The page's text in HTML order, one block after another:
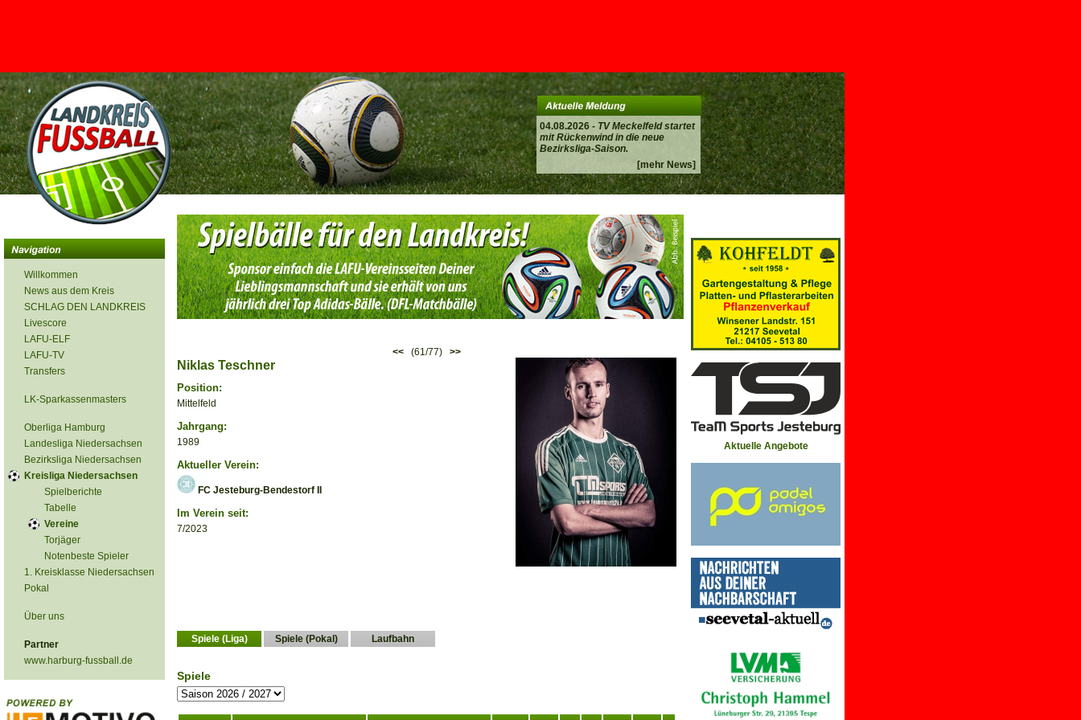
04.08.2026 - TV Meckelfeld startet
mit Rückenwind in die neue
Bezirksliga-Saison.
[mehr News]
<
Willkommen
News aus dem Kreis
SCHLAG DEN LANDKREIS
Livescore
LAFU-ELF
LAFU-TV
Transfers
LK-Sparkassenmasters
Oberliga Hamburg
Landesliga Niedersachsen
Bezirksliga Niedersachsen
Kreisliga Niedersachsen
Spielberichte
Tabelle
Vereine
Torjäger
Notenbeste Spieler
1. Kreisklasse Niedersachsen
Pokal
Über uns
Partner
www.harburg-fussball.de
<< (61/77) >>
Niklas Teschner
Position:
Mittelfeld
Jahrgang:
1989
Aktueller Verein:
FC Jesteburg-Bendestorf II
Im Verein seit:
7/2023
Spiele (Liga) Spiele (Pokal) Laufbahn
Spiele
Aktuelle Angebote